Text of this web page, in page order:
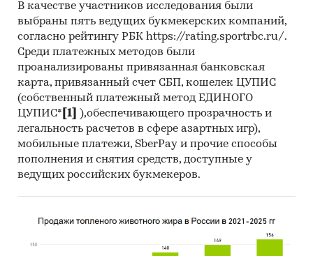
Перечень продуктов, анализируемых в
исследовании, может быть изменен в
зависимости от доступности статистических
показателей.
Категории: Потребительские товары / ... /
Кухонные принадлежности / Пленка и пакеты
Тара и упаковка / Упаковка / Пластиковая
упаковка
Россия
В качестве участников исследования были
выбраны пять ведущих букмекерских компаний,
согласно рейтингу РБК https://rating.sportrbc.ru/.
Среди платежных методов были
проанализированы привязанная банковская
карта, привязанный счет СБП, кошелек ЦУПИС
(собственный платежный метод ЕДИНОГО
ЦУПИС* [1]
),обеспечивающего прозрачность и
легальность расчетов в сфере азартных игр),
мобильные платежи, SberPay и прочие способы
пополнения и снятия средств, доступные у
ведущих российских букмекеров.